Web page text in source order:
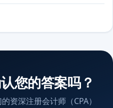
您的答案吗？
资深注册会计师（CPA）